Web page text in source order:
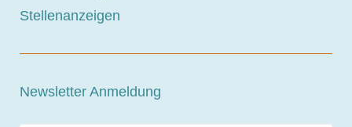
Stellenanzeigen
Newsletter Anmeldung